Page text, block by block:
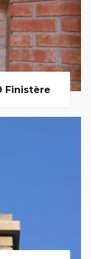
Finistère